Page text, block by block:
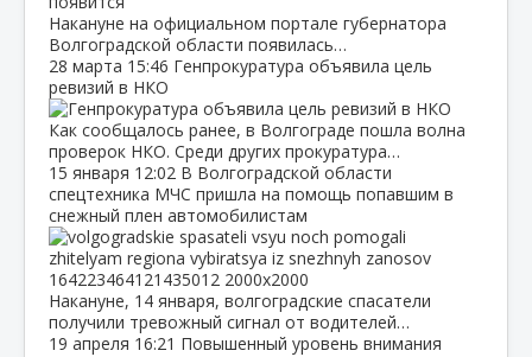
Накануне на официальном портале губернатора
Волгоградской области появилась…
28 марта 15:46 Генпрокуратура объявила цель
ревизий в НКО
Как сообщалось ранее, в Волгограде пошла волна
проверок НКО. Среди других прокуратура…
15 января 12:02 В Волгоградской области
спецтехника МЧС пришла на помощь попавшим в
снежный плен автомобилистам
Накануне, 14 января, волгоградские спасатели
получили тревожный сигнал от водителей…
19 апреля 16:21 Повышенный уровень внимания